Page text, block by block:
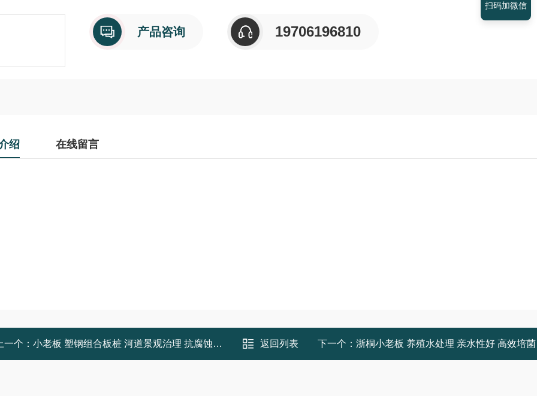
产品咨询 19706196810
绍 在线留言
一个： 小老板 塑钢组合板桩 河道景观治理 抗腐蚀耐酸碱 厂家定制 绿色环保 返回列表 下一个： 浙桐小老板 养殖水处理 亲水性好 高效培菌 厂家定制 悬浮填料
扫码加微信